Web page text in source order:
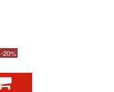
-20%